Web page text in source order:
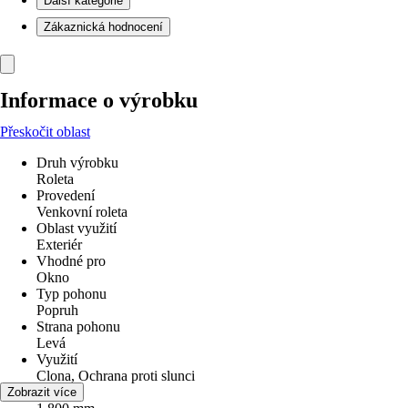
Zákaznická hodnocení
Informace o výrobku
Přeskočit oblast
Druh výrobku
Roleta
Provedení
Venkovní roleta
Oblast využití
Exteriér
Vhodné pro
Okno
Typ pohonu
Popruh
Strana pohonu
Levá
Využití
Clona, Ochrana proti slunci
Šířka
Zobrazit více